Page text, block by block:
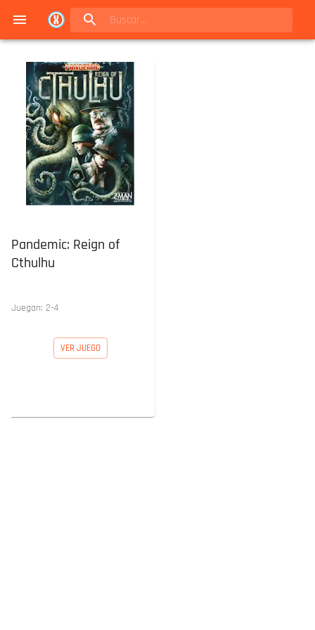
Pandemic: Reign of
Cthulhu
Juegan: 2-4
VER JUEGO
Navigated to Juegos de mesa en Buenos Aires | Conexión Berlín - Catálogo